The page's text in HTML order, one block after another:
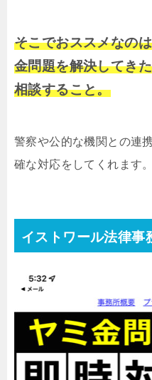
そこでおススメなの
金問題を解決してき
相談すること。
警察や公的な機関との連
確な対応をしてくれます。
イストワール法律事